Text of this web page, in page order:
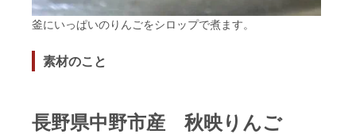
釜にいっぱいのりんごをシロップで煮ます。
素材のこと
長野県中野市産 秋映りんご